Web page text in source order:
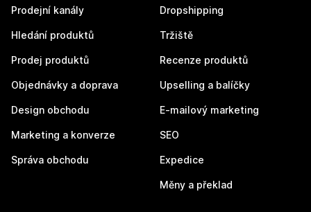
Prodejní kanály
Hledání produktů
Prodej produktů
Objednávky a doprava
Design obchodu
Marketing a konverze
Správa obchodu
Dropshipping
Tržiště
Recenze produktů
Upselling a balíčky
E-mailový marketing
SEO
Expedice
Měny a překlad